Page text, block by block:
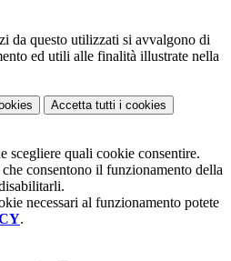
da questo utilizzati si avvalgono di
ed utili alle finalità illustrate nella
Accetta tutti i cookies
scegliere quali cookie consentire.
consentono il funzionamento della
necessari al funzionamento potete
.